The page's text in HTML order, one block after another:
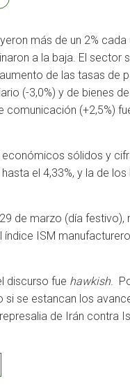
más de un 2%
a la baja. El sector
de las tasas de
(-3,0%) y de bienes
(+2,5%)
sólidos y
el 4,33%, y la de
de marzo (día
ISM
discurso fue hawkish.
se estancan los
de Irán contra